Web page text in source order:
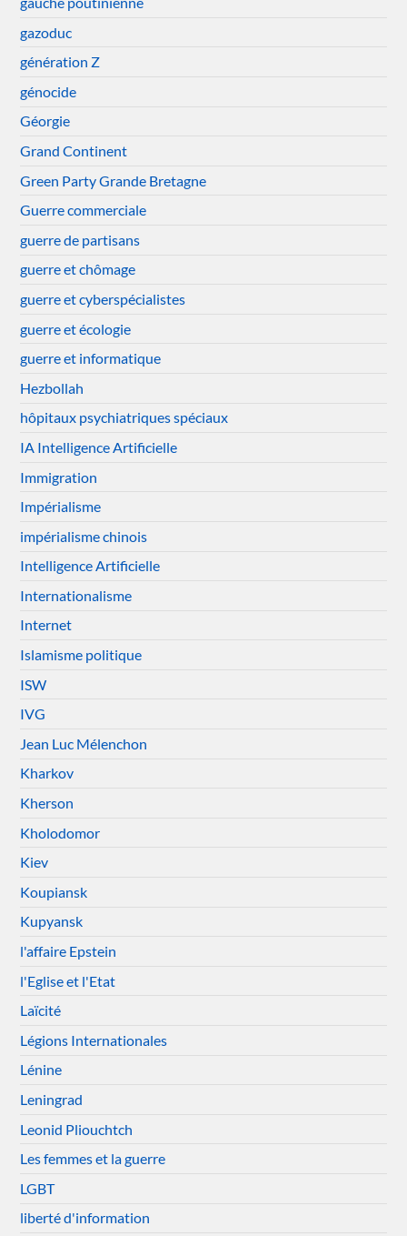
gazoduc
génération Z
génocide
Géorgie
Grand Continent
Green Party Grande Bretagne
Guerre commerciale
guerre de partisans
guerre et chômage
guerre et cyberspécialistes
guerre et écologie
guerre et informatique
Hezbollah
hôpitaux psychiatriques spéciaux
IA Intelligence Artificielle
Immigration
Impérialisme
impérialisme chinois
Intelligence Artificielle
Internationalisme
Internet
Islamisme politique
ISW
IVG
Jean Luc Mélenchon
Kharkov
Kherson
Kholodomor
Kiev
Koupiansk
Kupyansk
l'affaire Epstein
l'Eglise et l'Etat
Laïcité
Légions Internationales
Lénine
Leningrad
Leonid Pliouchtch
Les femmes et la guerre
LGBT
liberté d'information